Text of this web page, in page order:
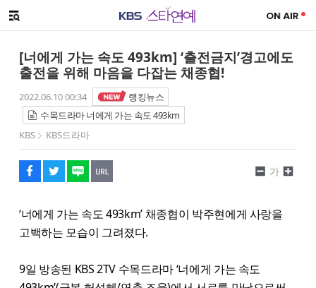
메뉴 열기
[너에게 가는 속도 493km] ‘출전금지’경고에도
출전을 위해 마음을 다잡는 채종협!
2022.06.10 00:34
랭킹뉴스
수목드라마 너에게 가는 속도 493km
KBS
KBS드라마
페이스북
트위터
네이버
URL복사
글씨 작게보기
가
글씨 크게보기
‘너에게 가는 속도 493km’ 채종협이 박주현에게 사랑을
고백하는 모습이 그려졌다.
9일 방송된 KBS 2TV 수목드라마 ‘너에게 가는 속도